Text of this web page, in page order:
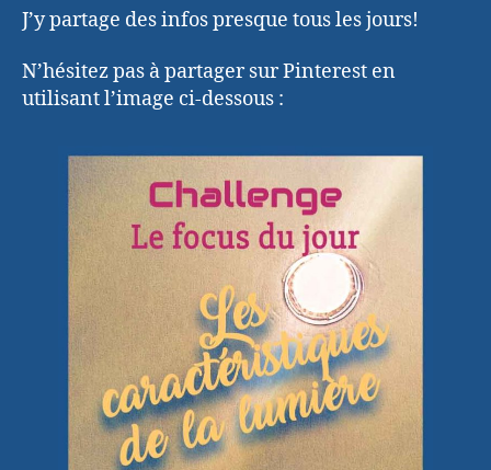
J’y partage des infos presque tous les jours!
N’hésitez pas à partager sur Pinterest en
utilisant l’image ci-dessous :